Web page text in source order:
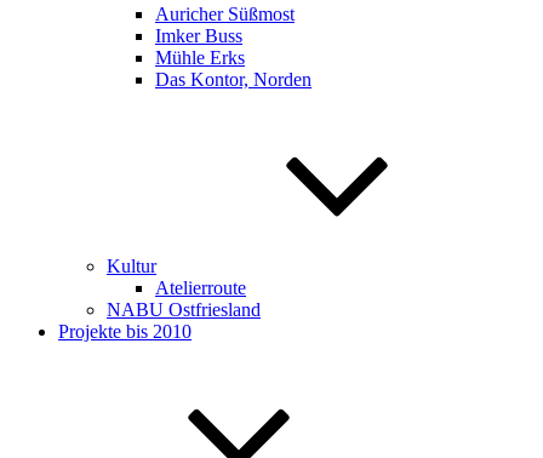
Auricher Süßmost
Imker Buss
Mühle Erks
Das Kontor, Norden
Kultur
Atelierroute
NABU Ostfriesland
Projekte bis 2010